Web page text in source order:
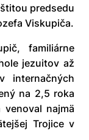
predsedu
Viskupiča.
familiárne
jezuitov až
internačných
na 2,5 roka
najmä
Trojice v